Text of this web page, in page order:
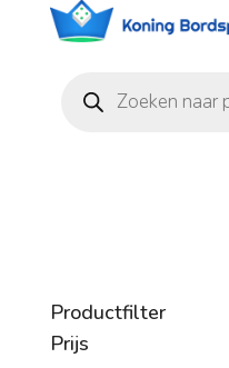
zoeken
Productfilter
Prijs